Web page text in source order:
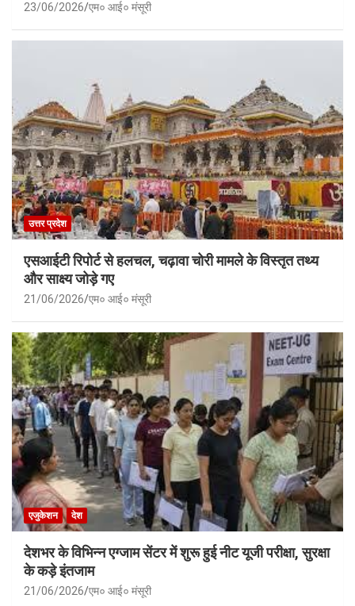
23/06/2026 एम० आई० मंसूरी
उत्तर प्रदेश
एसआईटी रिपोर्ट से हलचल, चढ़ावा चोरी मामले के विस्तृत तथ्य
और साक्ष्य जोड़े गए
21/06/2026 एम० आई० मंसूरी
एजुकेशन देश
देशभर के विभिन्न एग्जाम सेंटर में शुरू हुई नीट यूजी परीक्षा, सुरक्षा
के कड़े इंतजाम
21/06/2026 एम० आई० मंसूरी